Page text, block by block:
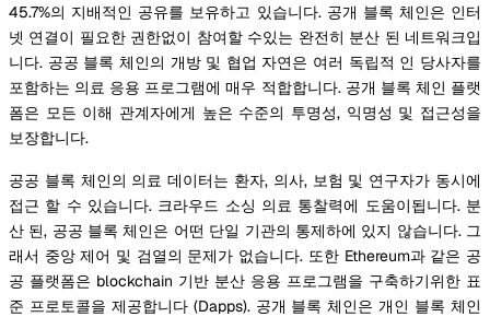
45.7%의 지배적인 공유를 보유하고 있습니다. 공개 블록 체인은 인터
넷 연결이 필요한 권한없이 참여할 수있는 완전히 분산 된 네트워크입
니다. 공공 블록 체인의 개방 및 협업 자연은 여러 독립적 인 당사자를
포함하는 의료 응용 프로그램에 매우 적합합니다. 공개 블록 체인 플랫
폼은 모든 이해 관계자에게 높은 수준의 투명성, 익명성 및 접근성을
보장합니다.
공공 블록 체인의 의료 데이터는 환자, 의사, 보험 및 연구자가 동시에
접근 할 수 있습니다. 크라우드 소싱 의료 통찰력에 도움이됩니다. 분
산 된, 공공 블록 체인은 어떤 단일 기관의 통제하에 있지 않습니다. 그
래서 중앙 제어 및 검열의 문제가 없습니다. 또한 Ethereum과 같은 공
공 플랫폼은 blockchain 기반 분산 응용 프로그램을 구축하기위한 표
준 프로토콜을 제공합니다 (Dapps). 공개 블록 체인은 개인 블록 체인